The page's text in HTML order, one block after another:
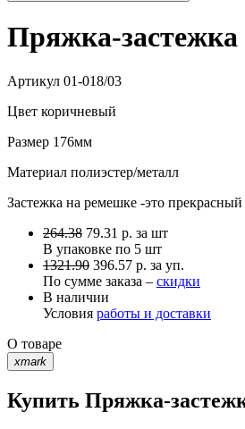
Пряжка-
Артикул 01-018/03
Цвет коричневый
Размер 176мм
Материал полиэстер/металл
Застежка на ремешке -это прекрасный
264.38 79.31 р. за шт
В упаковке по 5 шт
1321.90 396.57 р. за уп.
По сумме заказа – скидки
В наличии
Условия работы и доставки
О товаре
xmark
Купить Пряжка-